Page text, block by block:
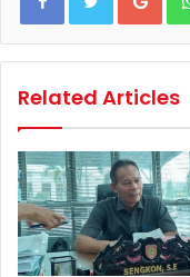
Related Articles